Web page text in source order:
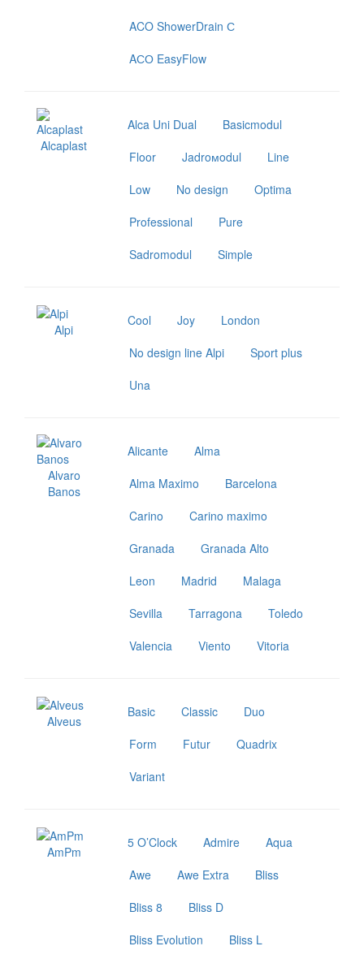
ACO ShowerDrain С
AСО EasyFlow
Alcaplast
Alca Uni Dual
Basicmodul
Floor
Jadroмodul
Line
Low
No design
Optima
Professional
Pure
Sadromodul
Simple
Alpi
Cool Joy
London
No design line Alpi
Sport plus
Una
Alvaro
Banos
Alicante
Alma
Alma Maximo
Barcelona
Carino
Carino maximo
Granada
Granada Alto
Leon
Madrid
Malaga
Sevilla
Tarragona
Toledo
Valencia
Viento Vitoria
Alveus
Basic Classic
Duo
Form
Futur
Quadrix
Variant
AmPm
5 O’Clock Admire
Aqua
Awe
Awe Extra
Bliss
Bliss 8
Bliss D
Bliss Evolution
Bliss L